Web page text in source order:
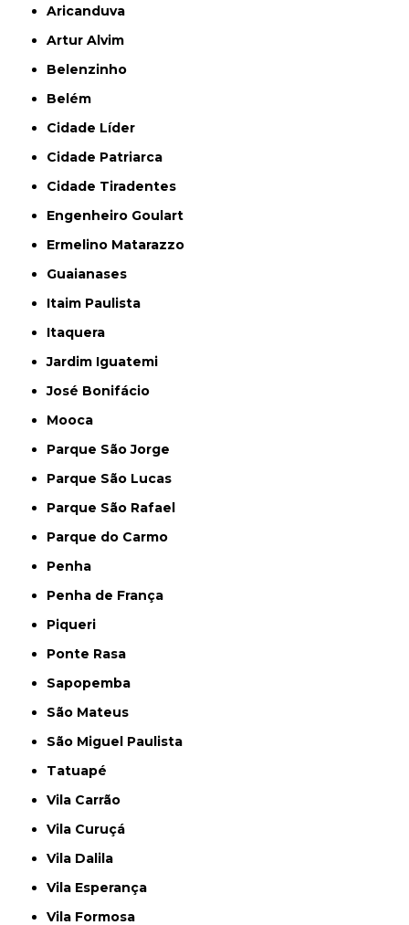
Aricanduva
Artur Alvim
Belenzinho
Belém
Cidade Líder
Cidade Patriarca
Cidade Tiradentes
Engenheiro Goulart
Ermelino Matarazzo
Guaianases
Itaim Paulista
Itaquera
Jardim Iguatemi
José Bonifácio
Mooca
Parque São Jorge
Parque São Lucas
Parque São Rafael
Parque do Carmo
Penha
Penha de França
Piqueri
Ponte Rasa
Sapopemba
São Mateus
São Miguel Paulista
Tatuapé
Vila Carrão
Vila Curuçá
Vila Dalila
Vila Esperança
Vila Formosa